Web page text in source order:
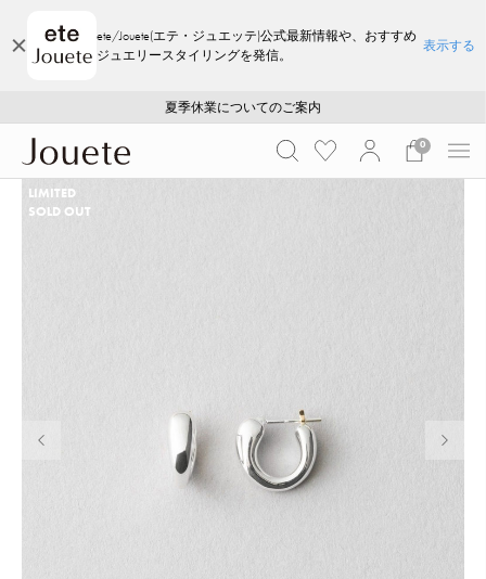
ete/Jouete(エテ・ジュエッテ)公式最新情報や、おすすめ
ジュエリースタイリングを発信。
表示する
採用のご案内
ご注文いただいたお品物のお届け状況について
夏季休業についてのご案内
WEB LIMITED ITEMS >>
採用のご案内
ご注文いただいたお品物のお届け状況について
0
LIMITED
SOLD OUT